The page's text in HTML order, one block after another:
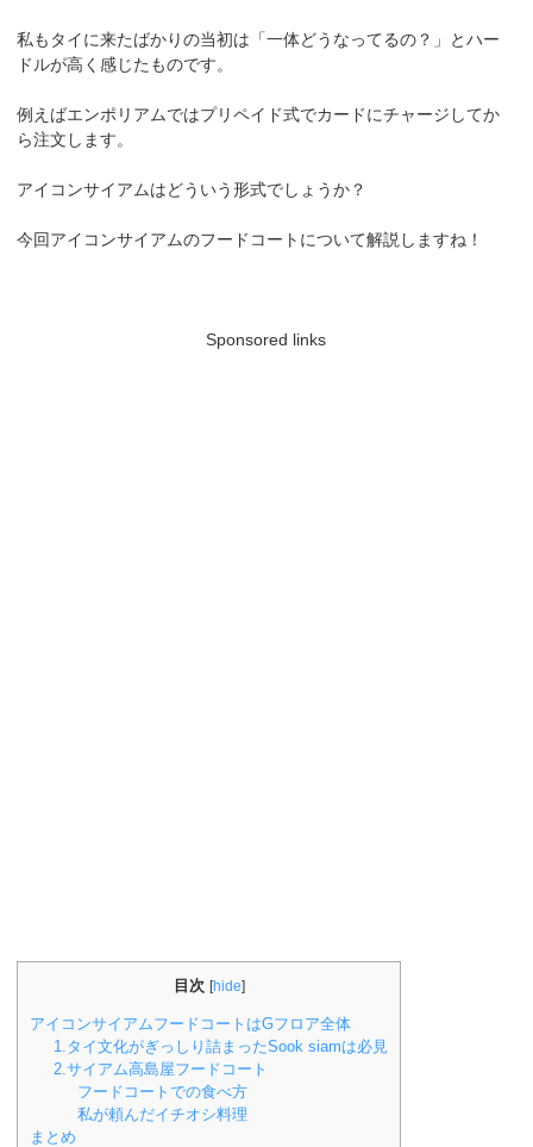
私もタイに来たばかりの当初は「一体どうなってるの？」とハー
ドルが高く感じたものです。
例えばエンポリアムではプリペイド式でカードにチャージしてか
ら注文します。
アイコンサイアムはどういう形式でしょうか？
今回アイコンサイアムのフードコートについて解説しますね！
Sponsored links
目次 [hide]
アイコンサイアムフードコートはGフロア全体
1.タイ文化がぎっしり詰まったSook siamは必見
2.サイアム高島屋フードコート
フードコートでの食べ方
私が頼んだイチオシ料理
まとめ